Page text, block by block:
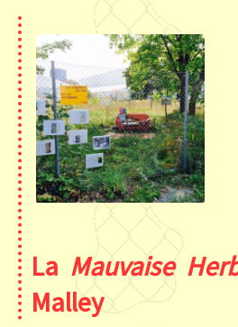
La Mauvaise
Malley